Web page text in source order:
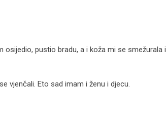
pustio bradu, a i koža mi se smežurala i
vjenčali. Eto sad imam i ženu i djecu.